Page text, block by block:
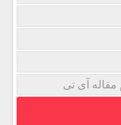
مقاله آی تی